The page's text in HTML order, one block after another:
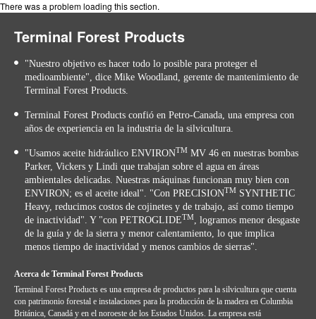
There was a problem loading this section.
Terminal Forest Products
"Nuestro objetivo es hacer todo lo posible para proteger el
medioambiente", dice Mike Woodland, gerente de mantenimiento de
Terminal Forest Products.
Terminal Forest Products confió en Petro-Canada, una empresa con
años de experiencia en la industria de la silvicultura.
"Usamos aceite hidráulico ENVIRONTM MV 46 en nuestras bombas
Parker, Vickers y Lindi que trabajan sobre el agua en áreas
ambientales delicadas. Nuestras máquinas funcionan muy bien con
ENVIRON; es el aceite ideal". "Con PRECISIONTM SYNTHETIC
Heavy, reducimos costos de cojinetes y de trabajo, así como tiempo
de inactividad". Y "con PETROGLIDETM, logramos menor desgaste
de la guía y de la sierra y menor calentamiento, lo que implica
menos tiempo de inactividad y menos cambios de sierras".
Acerca de Terminal Forest Products
Terminal Forest Products es una empresa de productos para la silvicultura que cuenta
con patrimonio forestal e instalaciones para la producción de la madera en Columbia
Británica, Canadá y en el noroeste de los Estados Unidos. La empresa está